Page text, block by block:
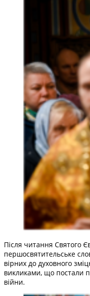
Після читання Святого
першосвятительське
вірних до духовного
викликами, що постали
війни.